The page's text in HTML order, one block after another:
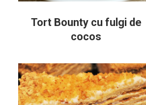
Tort Bounty cu fulgi de
cocos